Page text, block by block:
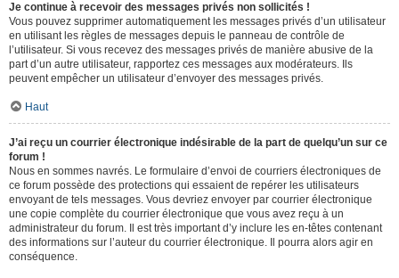
Je continue à recevoir des messages privés non sollicités !
Vous pouvez supprimer automatiquement les messages privés d’un utilisateur
en utilisant les règles de messages depuis le panneau de contrôle de
l’utilisateur. Si vous recevez des messages privés de manière abusive de la
part d’un autre utilisateur, rapportez ces messages aux modérateurs. Ils
peuvent empêcher un utilisateur d’envoyer des messages privés.
Haut
J’ai reçu un courrier électronique indésirable de la part de quelqu’un sur ce
forum !
Nous en sommes navrés. Le formulaire d’envoi de courriers électroniques de
ce forum possède des protections qui essaient de repérer les utilisateurs
envoyant de tels messages. Vous devriez envoyer par courrier électronique
une copie complète du courrier électronique que vous avez reçu à un
administrateur du forum. Il est très important d’y inclure les en-têtes contenant
des informations sur l’auteur du courrier électronique. Il pourra alors agir en
conséquence.